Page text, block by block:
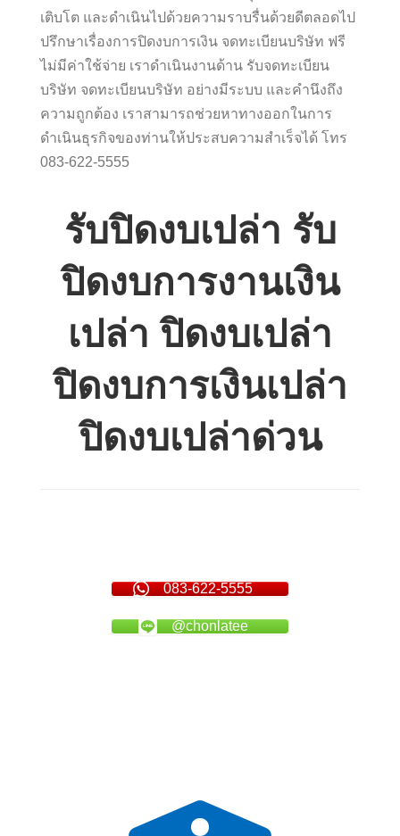
เติบโต และดำเนินไปด้วยความราบรื่นด้วยดีตลอดไป
ปรึกษาเรื่องการปิดงบการเงิน จดทะเบียนบริษัท ฟรี
ไม่มีค่าใช้จ่าย เราดำเนินงานด้าน รับจดทะเบียน
บริษัท จดทะเบียนบริษัท อย่างมีระบบ และคำนึงถึง
ความถูกต้อง เราสามารถช่วยหาทางออกในการ
ดำเนินธุรกิจของท่านให้ประสบความสำเร็จได้ โทร
083-622-5555
รับปิดงบเปล่า รับ
ปิดงบการงานเงิน
เปล่า ปิดงบเปล่า
ปิดงบการเงินเปล่า
ปิดงบเปล่าด่วน
083-622-5555
@chonlatee